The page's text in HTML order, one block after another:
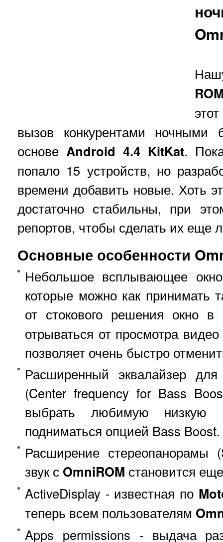
вызов конкурентами ночными
основе Android 4.4 KitKat.
попало 15 устройств, но
времени добавить новые. Хоть
достаточно стабильны, при
репортов, чтобы сделать их еще
Основные особенности
Небольшое всплывающее
которые можно как принимать
от стокового решения окно в
отрываться от просмотра
позволяет очень быстро
Расширенный эквалайзер
(Center frequency for Bass
выбрать любимую низкую
подниматься опцией Bass Boost.
Расширение стереопанорамы
звук с OmniROM становится
ActiveDisplay - известная по
теперь всем пользователям
Apps permissions - выдача